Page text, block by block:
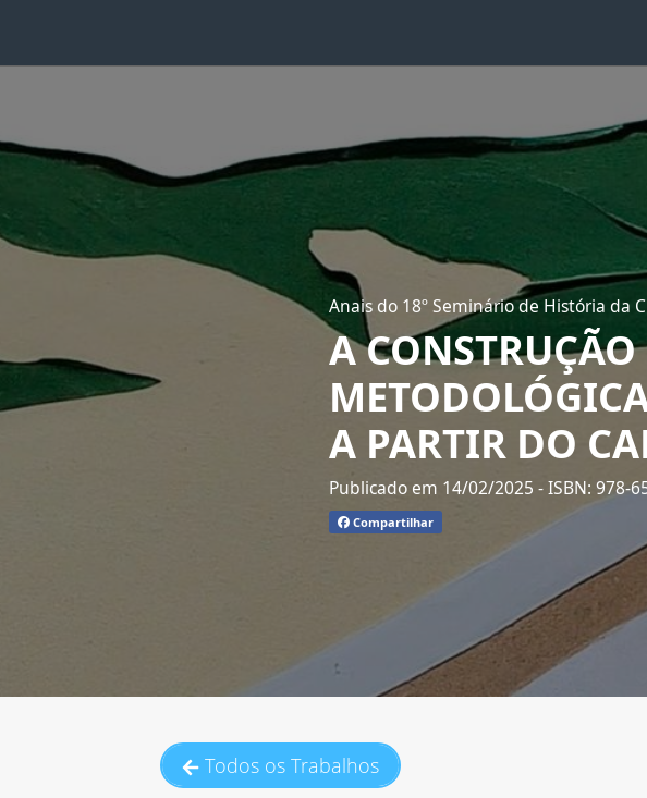
Anais do 18º Seminário de História da
A
A PARTIR DO
Publicado em 14/02/2025- ISBN: 978-
Compartilhar
Todos os Trabalhos